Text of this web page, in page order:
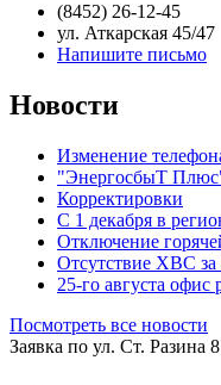
(8452) 26-12-45
ул. Аткарская 45/47
Напишите письмо
Новости
Изменение
"ЭнергосбыТ Плюс"
Корректировки
С 1 декабря в
Отключение
Отсутствие ХВС за
25-го августа офис
Посмотреть все новости
Заявка по ул. Ст. Разина